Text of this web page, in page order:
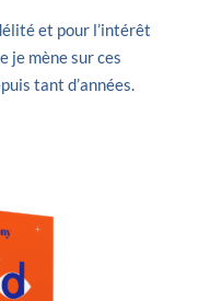
et pour l’intérêt
je mène sur ces
tant d’années.